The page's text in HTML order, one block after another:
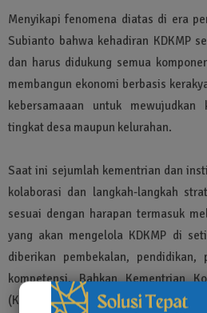
Menyikapi fenomena diatas di era
Subianto bahwa kehadiran KDKMP
dan harus didukung semua
membangun ekonomi berbasis
kebersamaaan untuk
tingkat desa maupun kelurahan.
Saat ini sejumlah kementrian dan
kolaborasi dan langkah-langkah
sesuai dengan harapan termasuk
yang akan mengelola KDKMP di
diberikan pembekalan, pendidikan,
kompetensi. Bahkan Kementrian
(Kemenkop RI) sejak bulan oktober